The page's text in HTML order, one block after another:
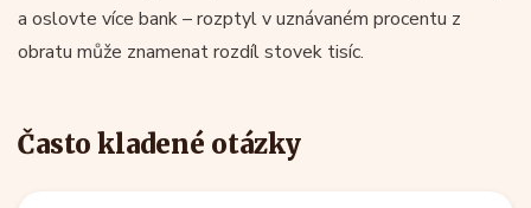
a oslovte více bank – rozptyl v uznávaném procentu z
obratu může znamenat rozdíl stovek tisíc.
Často kladené otázky